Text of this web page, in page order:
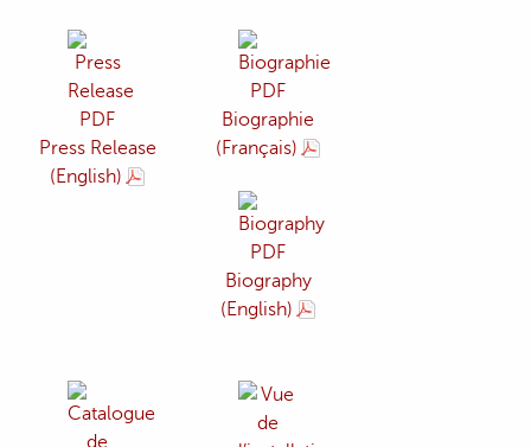
Press Release
(English)
Biographie
(Français)
Biography
(English)